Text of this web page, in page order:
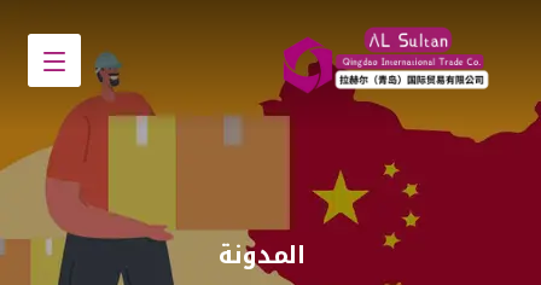
المدونة